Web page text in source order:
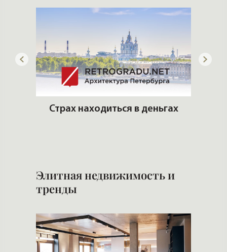
Страх находиться в деньгах
Элитная недвижимость и
тренды